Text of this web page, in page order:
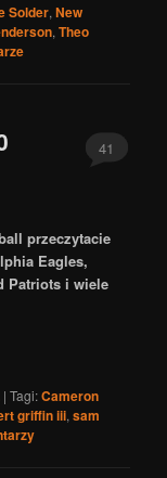
Solder,New
,Theo
41
przeczytacie
Eagles,
Patriots i wiele
|Tagi:Cameron
griffin iii,sam